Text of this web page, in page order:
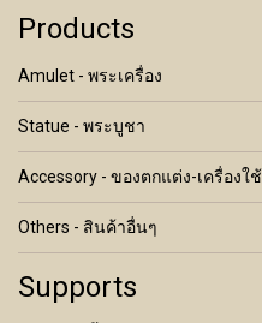
Products
Amulet - พระเครื่อง
Statue - พระบูชา
Accessory - ของตกแต่ง-เครื่องใช้
Others - สินค้าอื่นๆ
Supports